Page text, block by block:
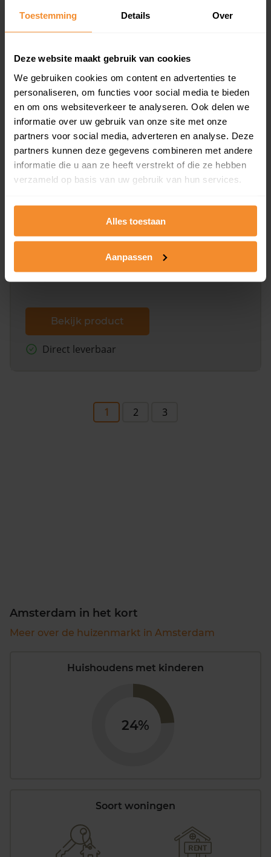
Toestemming Details Over
Deze website maakt gebruik van cookies
We gebruiken cookies om content en advertenties te
personaliseren, om functies voor social media te bieden
en om ons websiteverkeer te analyseren. Ook delen we
informatie over uw gebruik van onze site met onze
partners voor social media, adverteren en analyse. Deze
partners kunnen deze gegevens combineren met andere
informatie die u aan ze heeft verstrekt of die ze hebben
verzameld op basis van uw gebruik van hun services.
Alles toestaan
Aanpassen
Een overzicht van alle verkochte woningen (koopsom
en koopdatum) binnen een postcodegebied. Dit
Bekijk product
Direct leverbaar
Een uitgebreid overzicht van het perceel en
dit inclusief de luchtfoto!
Bekijk product
Direct leverbaar
1 2 3
Amsterdam in het kort
Meer over de huizenmarkt in Amsterdam
Huishoudens met kinderen
24%
Soort woningen